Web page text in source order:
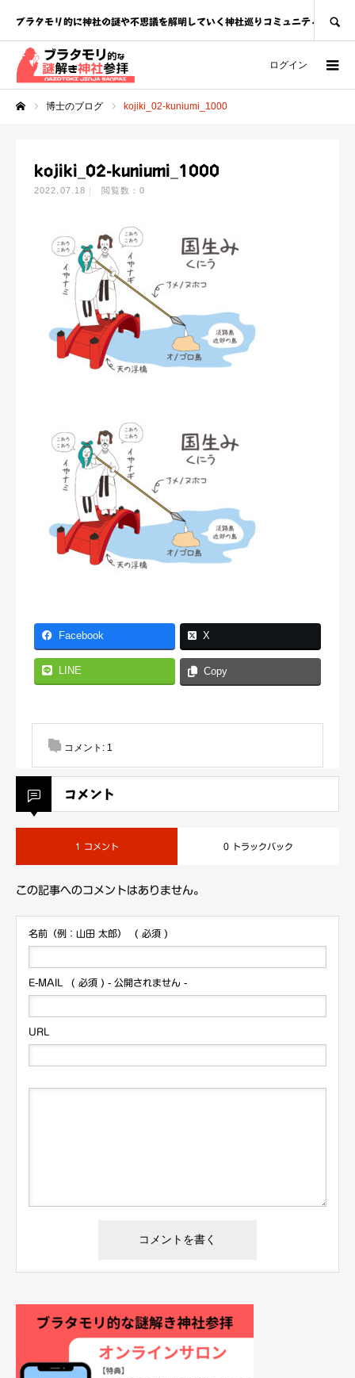
ブラタモリ的に神社の謎や不思議を解明していく神社巡りコミュニティ
ログイン
博士のブログ kojiki_02-kuniumi_1000
kojiki_02-kuniumi_1000
2022.07.18 閲覧数：0
Facebook X
LINE Copy
コメント: 1
コメント
1 コメント 0 トラックバック
この記事へのコメントはありません。
名前（例：山田 太郎） ( 必須 )
E-MAIL ( 必須 ) - 公開されません -
URL